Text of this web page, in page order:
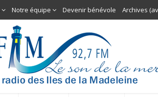
Notre équipe Devenir bénévole Archives